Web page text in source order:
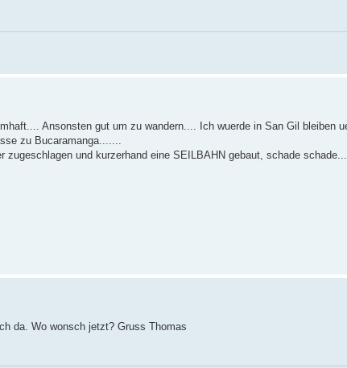
Ansonsten gut um zu wandern.... Ich wuerde in San Gil bleiben
zu Bucaramanga.......
und kurzerhand eine SEILBAHN gebaut, schade
da. Wo wonsch jetzt? Gruss Thomas